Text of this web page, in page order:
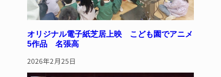
オリジナル電子紙芝居上映 こども園でアニメ
5作品 名張高
2026年2月25日